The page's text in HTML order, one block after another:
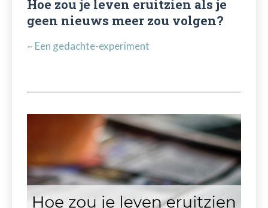
Hoe zou je leven eruitzien als je
geen nieuws meer zou volgen?
~ Een gedachte-experiment